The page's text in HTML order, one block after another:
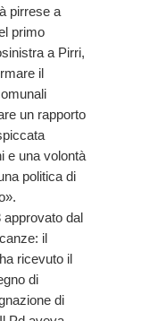
pirrese a
primo
a Pirri,
il
un rapporto
e una volontà
politica di
approvato dal
il
ricevuto il
di
di